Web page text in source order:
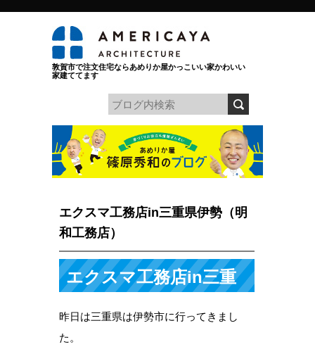
敦賀市で注文住宅ならあめりか屋かっこいい家かわいい
家建ててます
エクスマ工務店in三重県伊勢（明
和工務店）
エクスマ工務店in三重
昨日は三重県は伊勢市に行ってきまし
た。